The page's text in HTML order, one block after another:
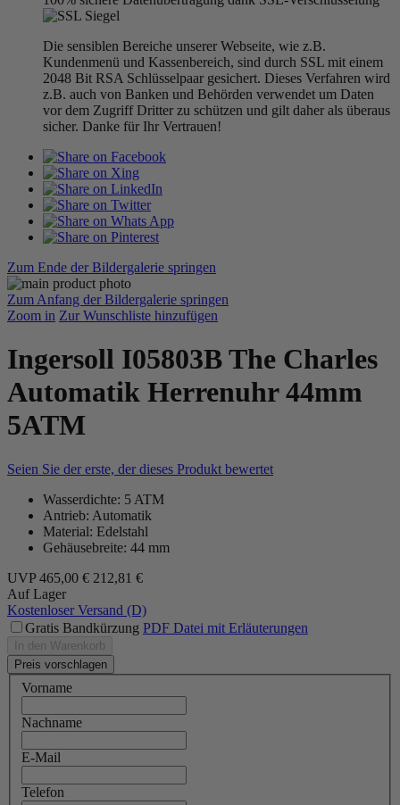
Die sensiblen Bereiche unserer Webseite, wie z.B.
Kundenmenü und Kassenbereich, sind durch SSL mit einem
2048 Bit RSA Schlüsselpaar gesichert. Dieses Verfahren wird
z.B. auch von Banken und Behörden verwendet um Daten
vor dem Zugriff Dritter zu schützen und gilt daher als überaus
sicher. Danke für Ihr Vertrauen!
Zum Ende der Bildergalerie springen
Zum Anfang der Bildergalerie springen
Zoom in Zur Wunschliste hinzufügen
Ingersoll I05803B The Charles
Automatik Herrenuhr 44mm
5ATM
Seien Sie der erste, der dieses Produkt bewertet
Wasserdichte: 5 ATM
Antrieb: Automatik
Material: Edelstahl
Gehäusebreite: 44 mm
UVP 465,00 € 212,81 €
Auf Lager
Kostenloser Versand (D)
Gratis Bandkürzung PDF Datei mit Erläuterungen
In den Warenkorb
Preis vorschlagen
Vorname
Nachname
E-Mail
Telefon